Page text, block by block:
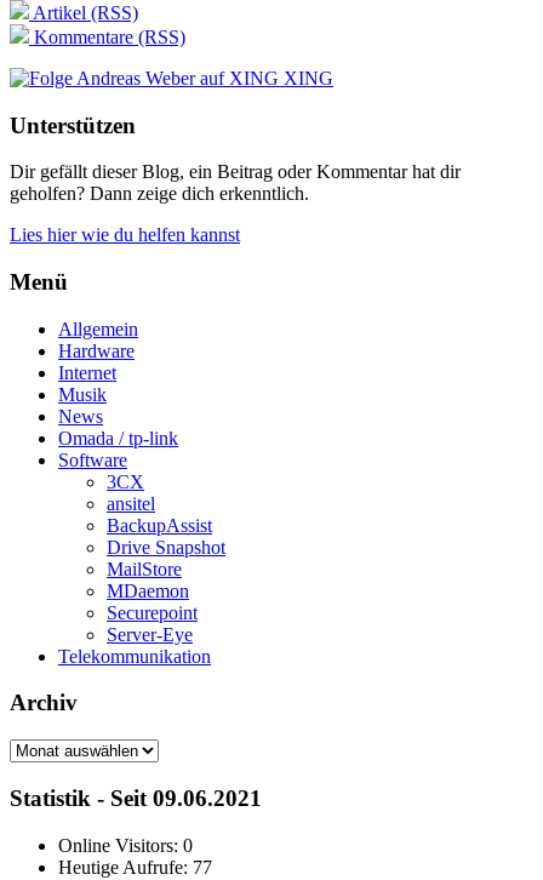
Artikel (RSS)
Kommentare (RSS)
XING
Unterstützen
Dir gefällt dieser Blog, ein Beitrag oder Kommentar hat dir
geholfen? Dann zeige dich erkenntlich.
Lies hier wie du helfen kannst
Menü
Allgemein
Hardware
Internet
Musik
News
Omada / tp-link
Software
3CX
ansitel
BackupAssist
Drive Snapshot
MailStore
MDaemon
Securepoint
Server-Eye
Telekommunikation
Archiv
Archiv
Statistik - Seit 09.06.2021
Online Visitors: 0
Heutige Aufrufe: 77